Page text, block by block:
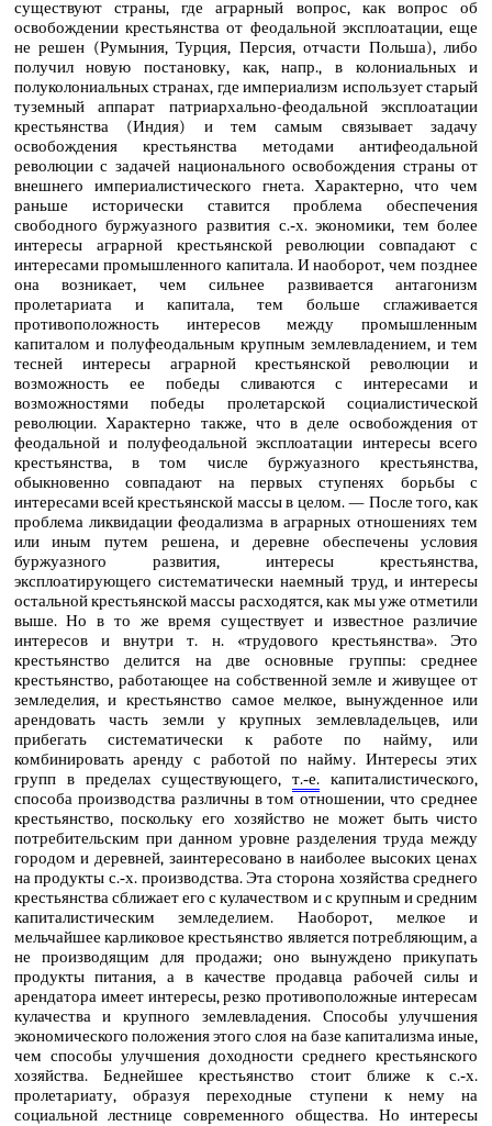
существуют страны, где аграрный вопрос, как вопрос об
освобождении крестьянства от феодальной эксплоатации, еще
не решен (Румыния, Турция, Персия, отчасти Польша), либо
получил новую постановку, как, напр., в колониальных и
полуколониальных странах, где империализм использует старый
туземный аппарат патриархально-феодальной эксплоатации
крестьянства (Индия) и тем самым связывает задачу
освобождения крестьянства методами антифеодальной
революции с задачей национального освобождения страны от
внешнего империалистического гнета. Характерно, что чем
раньше исторически ставится проблема обеспечения
свободного буржуазного развития с.‑х. экономики, тем более
интересы аграрной крестьянской революции совпадают с
интересами промышленного капитала. И наоборот, чем позднее
она возникает, чем сильнее развивается антагонизм
пролетариата и капитала, тем больше сглаживается
противоположность интересов между промышленным
капиталом и полуфеодальным крупным землевладением, и тем
тесней интересы аграрной крестьянской революции и
возможность ее победы сливаются с интересами и
возможностями победы пролетарской социалистической
революции. Характерно также, что в деле освобождения от
феодальной и полуфеодальной эксплоатации интересы всего
крестьянства, в том числе буржуазного крестьянства,
обыкновенно совпадают на первых ступенях борьбы с
интересами всей крестьянской массы в целом. — После того, как
проблема ликвидации феодализма в аграрных отношениях тем
или иным путем решена, и деревне обеспечены условия
буржуазного развития, интересы крестьянства,
эксплоатирующего систематически наемный труд, и интересы
остальной крестьянской массы расходятся, как мы уже отметили
выше. Но в то же время существует и известное различие
интересов и внутри т. н. «трудового крестьянства». Это
крестьянство делится на две основные группы: среднее
крестьянство, работающее на собственной земле и живущее от
земледелия, и крестьянство самое мелкое, вынужденное или
арендовать часть земли у крупных землевладельцев, или
прибегать систематически к работе по найму, или
комбинировать аренду с работой по найму. Интересы этих
групп в пределах существующего,т.‑е. капиталистического,
способа производства различны в том отношении, что среднее
крестьянство, поскольку его хозяйство не может быть чисто
потребительским при данном уровне разделения труда между
городом и деревней, заинтересовано в наиболее высоких ценах
на продукты с.‑х. производства. Эта сторона хозяйства среднего
крестьянства сближает его с кулачеством и с крупным и средним
капиталистическим земледелием. Наоборот, мелкое и
мельчайшее карликовое крестьянство является потребляющим, а
не производящим для продажи; оно вынуждено прикупать
продукты питания, а в качестве продавца рабочей силы и
арендатора имеет интересы, резко противоположные интересам
кулачества и крупного землевладения. Способы улучшения
экономического положения этого слоя на базе капитализма иные,
чем способы улучшения доходности среднего крестьянского
хозяйства. Беднейшее крестьянство стоит ближе к с.‑х.
пролетариату, образуя переходные ступени к нему на
социальной лестнице современного общества. Но интересы